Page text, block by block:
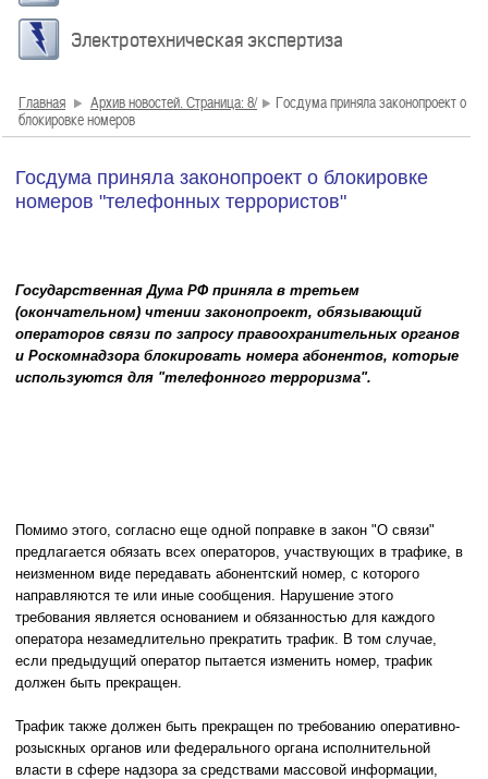
Электротехническая экспертиза
Главная Архив новостей. Страница: 8/
Госдума приняла законопроект о
блокировке номеров
Госдума приняла законопроект о блокировке
номеров "телефонных террористов"
Государственная Дума РФ приняла в третьем
(окончательном) чтении законопроект, обязывающий
операторов связи по запросу правоохранительных органов
и Роскомнадзора блокировать номера абонентов, которые
используются для "телефонного терроризма".
Помимо этого, согласно еще одной поправке в закон "О связи"
предлагается обязать всех операторов, участвующих в трафике, в
неизменном виде передавать абонентский номер, с которого
направляются те или иные сообщения. Нарушение этого
требования является основанием и обязанностью для каждого
оператора незамедлительно прекратить трафик. В том случае,
если предыдущий оператор пытается изменить номер, трафик
должен быть прекращен.
Трафик также должен быть прекращен по требованию оперативно-
розыскных органов или федерального органа исполнительной
власти в сфере надзора за средствами массовой информации,